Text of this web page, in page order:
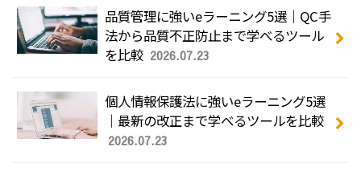
品質管理に強いeラーニング5選｜QC手
法から品質不正防止まで学べるツール
を比較 2026.07.23
個人情報保護法に強いeラーニング5選
｜最新の改正まで学べるツールを比較
2026.07.23